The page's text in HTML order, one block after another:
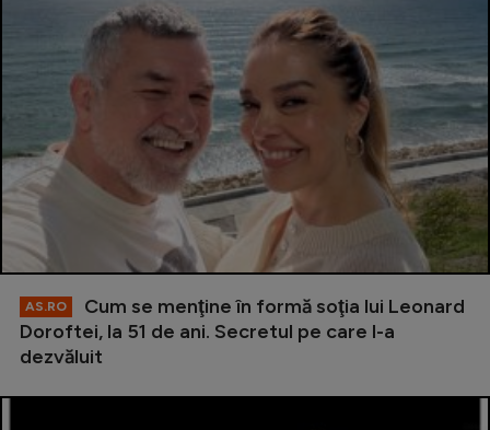
AS.RO
Cum se menţine în formă soţia lui Leonard
Doroftei, la 51 de ani. Secretul pe care l-a
dezvăluit